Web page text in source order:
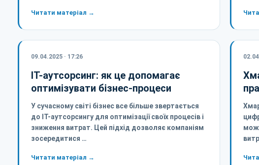
Читати матеріал →
09.04.2025 · 17:26
IT-аутсорсинг: як це допомагає
оптимізувати бізнес-процеси
У сучасному світі бізнес все більше звертається
до IT-аутсорсингу для оптимізації своїх процесів і
зниження витрат. Цей підхід дозволяє компаніям
зосередитися …
Читати матеріал →